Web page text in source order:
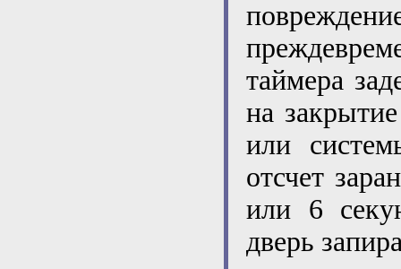
таймера
на
или
отсчет
или 6
дверь